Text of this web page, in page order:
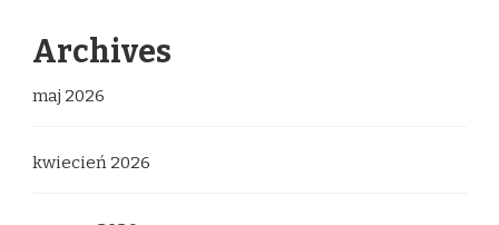
Archives
maj 2026
kwiecień 2026